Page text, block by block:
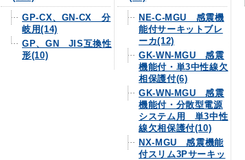
GP-CX、GN-CX 分
岐用(14)
GP、GN JIS互換性
形(10)
NE-C-MGU 感震機
能付サーキットブレ
ーカ(12)
GK-WN-MGU 感震
機能付・単3中性線欠
相保護付(6)
GK-WN-MGU 感震
機能付・分散型電源
システム用 単3中性
線欠相保護付(10)
NX-MGU 感震機能
付スリム3Pサーキッ